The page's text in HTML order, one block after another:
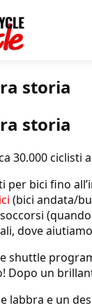
storia
storia
30.000 ciclisti
bici fino
(bici andata/
dove
shuttle
Dopo un
labbra e un